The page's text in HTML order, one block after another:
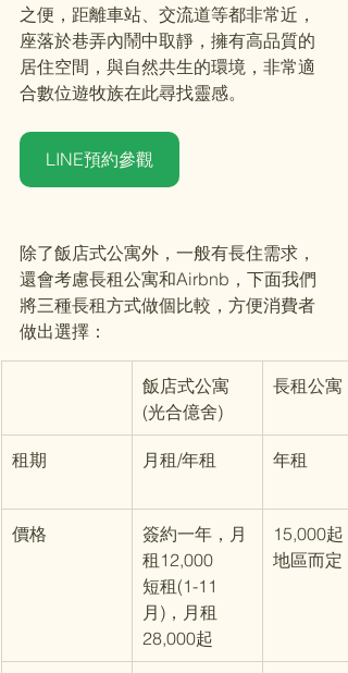
之便，距離車站、交流道等都非常近，
座落於巷弄內鬧中取靜，擁有高品質的
居住空間，與自然共生的環境，非常適
合數位遊牧族在此尋找靈感。
LINE預約參觀
除了飯店式公寓外，一般有長住需求，
還會考慮長租公寓和Airbnb，下面我們
將三種長租方式做個比較，方便消費者
做出選擇：
飯店式公寓
(光合億舍)
長租公寓
租期 月租/年租 年租
價格
簽約一年，月
租12,000
短租(1-11
月)，月租
28,000起
15,000起
地區而定